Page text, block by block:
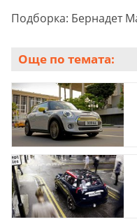
Подборка: Бернадет
Още по темата: